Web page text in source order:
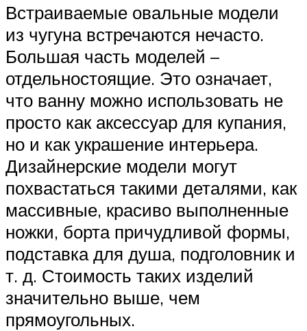
Встраиваемые овальные модели
из чугуна встречаются нечасто.
Большая часть моделей –
отдельностоящие. Это означает,
что ванну можно использовать не
просто как аксессуар для купания,
но и как украшение интерьера.
Дизайнерские модели могут
похвастаться такими деталями, как
массивные, красиво выполненные
ножки, борта причудливой формы,
подставка для душа, подголовник и
т. д. Стоимость таких изделий
значительно выше, чем
прямоугольных.